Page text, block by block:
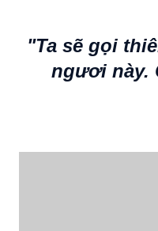
"Ta sẽ gọi
ngươi này.